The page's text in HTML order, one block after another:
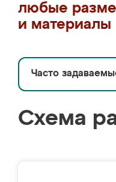
любые
и материалы
Часто
Схема